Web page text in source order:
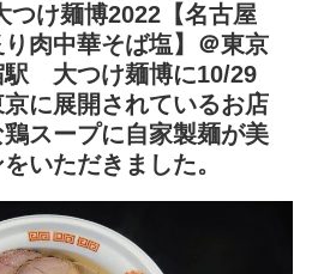
つけ麺博2022【名古屋
肉中華そば塩】＠東京
駅 大つけ麺博に10/29
に展開されているお店
スープに自家製麺が美
いただきました。